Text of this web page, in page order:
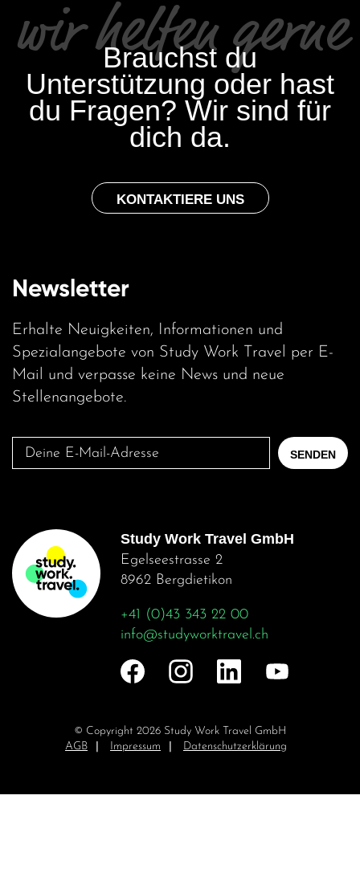
wir helfen gerne
Brauchst du
Unterstützung oder hast
du Fragen? Wir sind für
dich da.
KONTAKTIERE UNS
Newsletter
Erhalte Neuigkeiten, Informationen und
Spezialangebote von Study Work Travel per E-
Mail und verpasse keine News und neue
Stellenangebote.
Deine
E-
SENDEN
Study Work Travel GmbH
Egelseestrasse 2
8962 Bergdietikon
+41 (0)43 343 22 00
info@studyworktravel.ch
© Copyright 2026 Study Work Travel GmbH
Navigation
AGB Impressum Datenschutzerklärung